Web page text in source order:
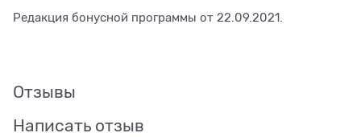
Редакция бонусной программы от 22.09.2021.
Отзывы
Написать отзыв